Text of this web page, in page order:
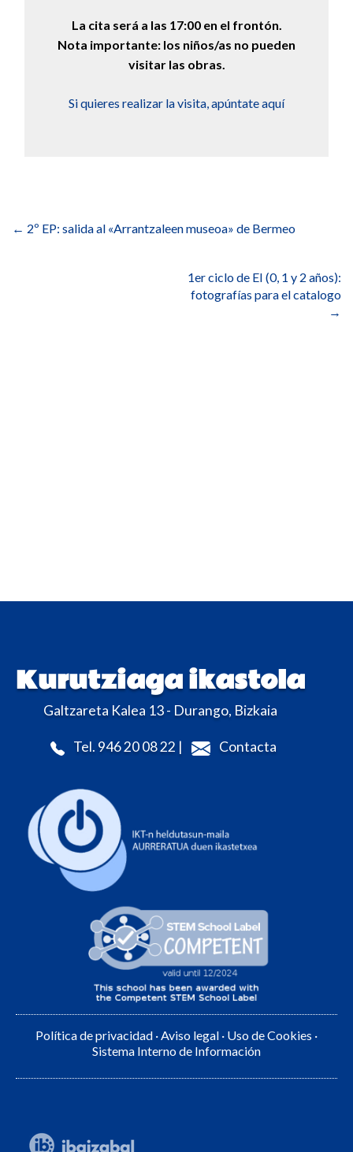
La cita será a las 17:00 en el frontón.
Nota importante: los niños/as no pueden
visitar las obras.
Si quieres realizar la visita, apúntate aquí
de
← 2º EP: salida al «Arrantzaleen museoa» de Bermeo
1er ciclo de EI (0, 1 y 2 años):
fotografías para el catalogo
→
Kurutziaga ikastola
Galtzareta Kalea 13 - Durango, Bizkaia
Tel. 946 20 08 22 | Contacta
Política de privacidad ·Aviso legal · Uso de Cookies ·
Sistema Interno de Información